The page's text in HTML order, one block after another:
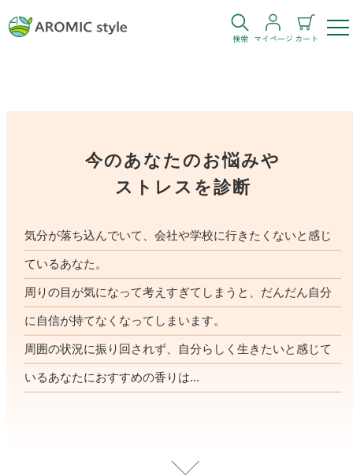
検索 マイページ カート
お部屋・シーン
トイレ
トイレ空間を快適にしたい
寝室
ぐっすり眠れる空間にしたい
ホッと安らげる空間にしたい
目的・お悩み
消臭
製品タイプ
アロマスプレー
今のあなたのお悩みや
ストレスを診断
気分が落ち込んでいて、会社や学校に行きたくないと感じ
ているあなた。
周りの目が気になって考えすぎてしまうと、だんだん自分
に自信が持てなくなってしまいます。
周囲の状況に振り回されず、自分らしく生きたいと感じて
いるあなたにおすすめの香りは...